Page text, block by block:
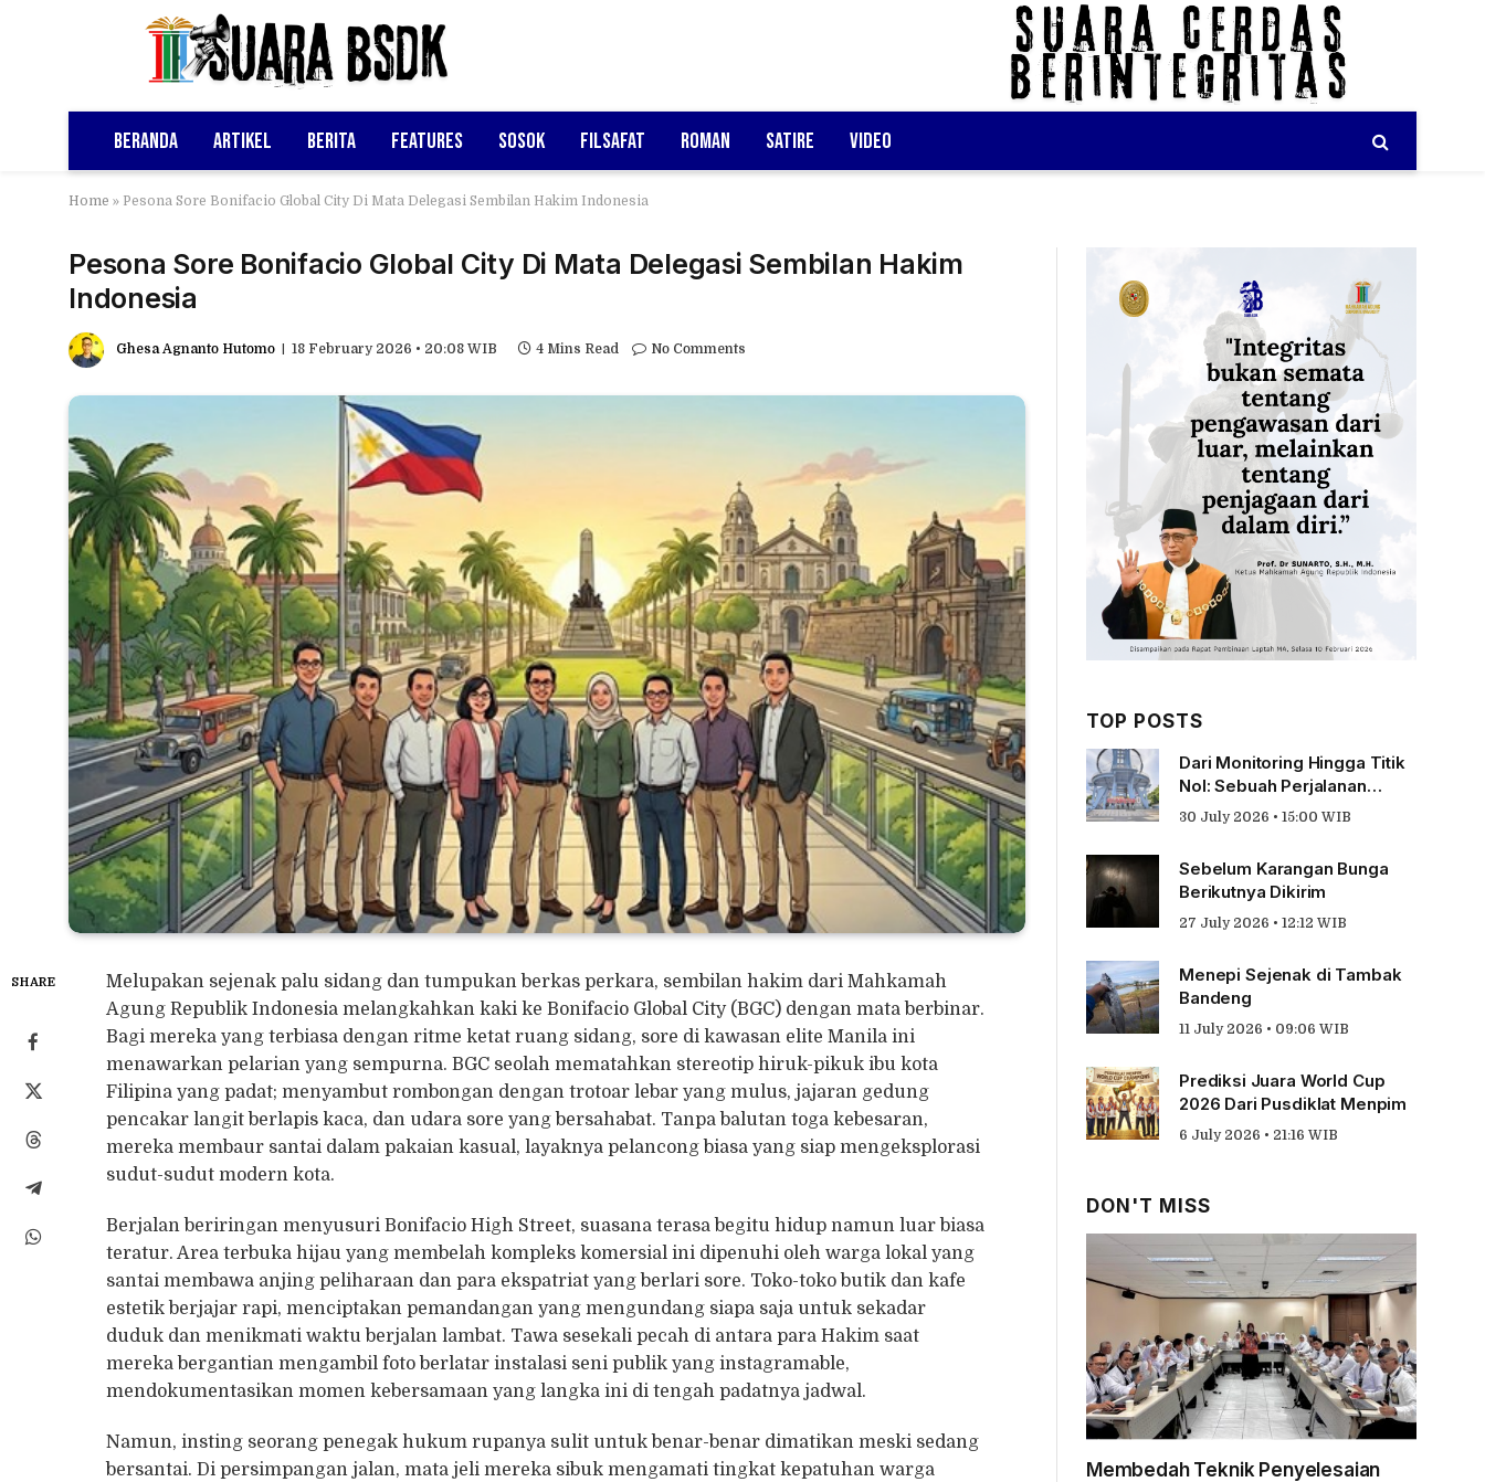
Beranda Artikel Berita Features Sosok Filsafat Roman Satire Video
Home » Pesona Sore Bonifacio Global City Di Mata Delegasi Sembilan Hakim Indonesia
Pesona Sore Bonifacio Global City Di Mata Delegasi Sembilan Hakim
Indonesia
Ghesa Agnanto Hutomo 18 February 2026 • 20:08 WIB 4 Mins Read No Comments
SHARE
Melupakan sejenak palu sidang dan tumpukan berkas perkara, sembilan hakim dari Mahkamah
Agung Republik Indonesia melangkahkan kaki ke Bonifacio Global City (BGC) dengan mata berbinar.
Bagi mereka yang terbiasa dengan ritme ketat ruang sidang, sore di kawasan elite Manila ini
menawarkan pelarian yang sempurna. BGC seolah mematahkan stereotip hiruk-pikuk ibu kota
Filipina yang padat; menyambut rombongan dengan trotoar lebar yang mulus, jajaran gedung
pencakar langit berlapis kaca, dan udara sore yang bersahabat. Tanpa balutan toga kebesaran,
mereka membaur santai dalam pakaian kasual, layaknya pelancong biasa yang siap mengeksplorasi
sudut-sudut modern kota.
Berjalan beriringan menyusuri Bonifacio High Street, suasana terasa begitu hidup namun luar biasa
teratur. Area terbuka hijau yang membelah kompleks komersial ini dipenuhi oleh warga lokal yang
santai membawa anjing peliharaan dan para ekspatriat yang berlari sore. Toko-toko butik dan kafe
estetik berjajar rapi, menciptakan pemandangan yang mengundang siapa saja untuk sekadar
duduk dan menikmati waktu berjalan lambat. Tawa sesekali pecah di antara para Hakim saat
mereka bergantian mengambil foto berlatar instalasi seni publik yang instagramable,
mendokumentasikan momen kebersamaan yang langka ini di tengah padatnya jadwal.
Namun, insting seorang penegak hukum rupanya sulit untuk benar-benar dimatikan meski sedang
bersantai. Di persimpangan jalan, mata jeli mereka sibuk mengamati tingkat kepatuhan warga
TOP POSTS
Dari Monitoring Hingga Titik
Nol: Sebuah Perjalanan
Tentang Pengabdian
30 July 2026 • 15:00 WIB
Sebelum Karangan Bunga
Berikutnya Dikirim
27 July 2026 • 12:12 WIB
Menepi Sejenak di Tambak
Bandeng
11 July 2026 • 09:06 WIB
Prediksi Juara World Cup
2026 Dari Pusdiklat Menpim
6 July 2026 • 21:16 WIB
DON'T MISS
Membedah Teknik Penyelesaian